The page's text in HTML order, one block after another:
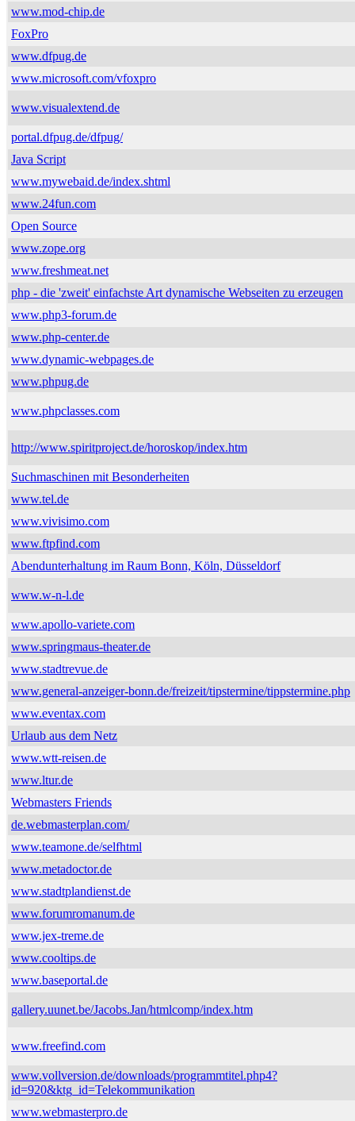
www.mod-chip.de
FoxPro
www.dfpug.de
www.microsoft.com/vfoxpro
www.visualextend.de
portal.dfpug.de/dfpug/
Java Script
www.mywebaid.de/index.shtml
www.24fun.com
Open Source
www.zope.org
www.freshmeat.net
php - die 'zweit' einfachste Art dynamische Webseiten zu erzeugen
www.php3-forum.de
www.php-center.de
www.dynamic-webpages.de
www.phpug.de
www.phpclasses.com
http://www.spiritproject.de/horoskop/index.htm
Suchmaschinen mit Besonderheiten
www.tel.de
www.vivisimo.com
www.ftpfind.com
Abendunterhaltung im Raum Bonn, Köln, Düsseldorf
www.w-n-l.de
www.apollo-variete.com
www.springmaus-theater.de
www.stadtrevue.de
www.general-anzeiger-bonn.de/freizeit/tipstermine/tippstermine.php
www.eventax.com
Urlaub aus dem Netz
www.wtt-reisen.de
www.ltur.de
Webmasters Friends
de.webmasterplan.com/
www.teamone.de/selfhtml
www.metadoctor.de
www.stadtplandienst.de
www.forumromanum.de
www.jex-treme.de
www.cooltips.de
www.baseportal.de
gallery.uunet.be/Jacobs.Jan/htmlcomp/index.htm
www.freefind.com
www.vollversion.de/downloads/programmtitel.php4?
id=920&ktg_id=Telekommunikation
www.webmasterpro.de